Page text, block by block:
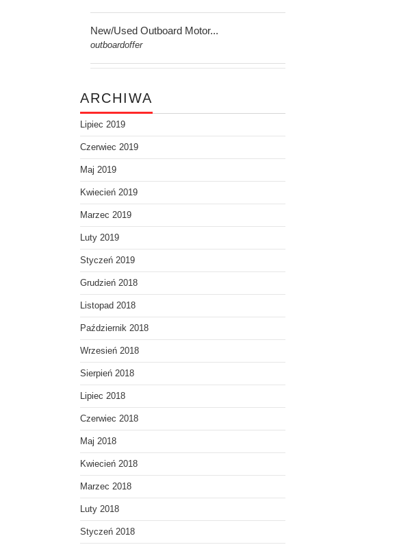
New/Used Outboard Motor...
outboardoffer
ARCHIWA
Lipiec 2019
Czerwiec 2019
Maj 2019
Kwiecień 2019
Marzec 2019
Luty 2019
Styczeń 2019
Grudzień 2018
Listopad 2018
Październik 2018
Wrzesień 2018
Sierpień 2018
Lipiec 2018
Czerwiec 2018
Maj 2018
Kwiecień 2018
Marzec 2018
Luty 2018
Styczeń 2018